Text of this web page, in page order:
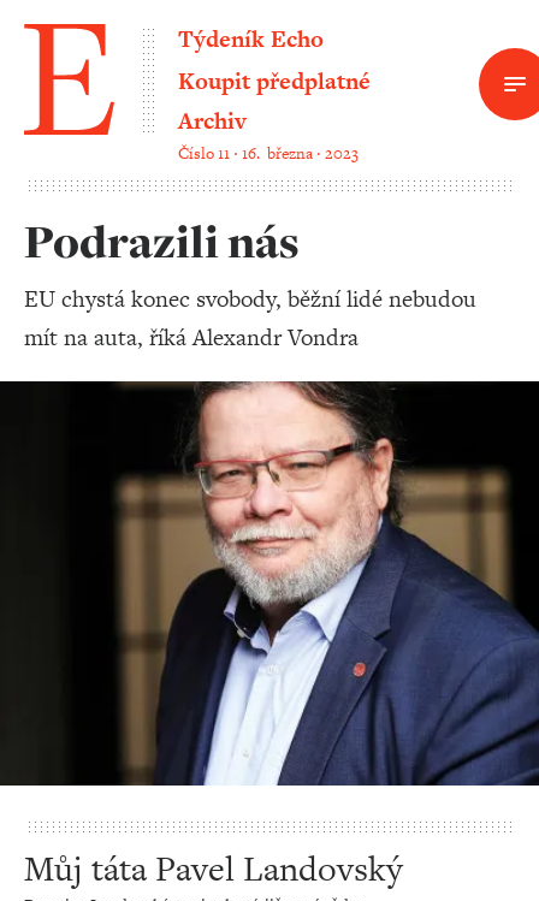
Týdeník Echo
Koupit předplatné
Archiv
Číslo 11 ‧ 16. března ‧ 2023
Podrazili nás
EU chystá konec svobody, běžní lidé nebudou
mít na auta, říká Alexandr Vondra
Můj táta Pavel Landovský